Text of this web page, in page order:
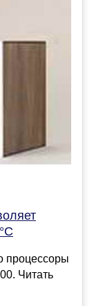
процессоры
Читать